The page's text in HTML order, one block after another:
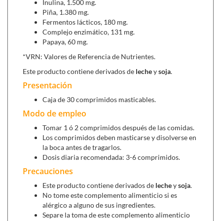
de la achicoria, mediante agua caliente para ser
fácilmente incorporada a nuestra dieta. La inulina
regula el tránsito intestinal y estimula el crecimiento de
la flora intestinal y mejora la asimilación de alimentos.
Piña,contiene una significativa dosis de bromelaina,
una enzima natural con amplias y comprobadas
propiedades digestivas, idónea para mejorar molestias
estómagos perezosos, debido a que origina un efecto
antiedematoso y ayuda a eliminar el exceso de líquidos
innecesarios presentes en nuestro cuerpo.
bromelainaes una enzima proteolítica actúa
fraccionando algunas proteínas que se acumulan
anormalmente cuando se produce inflamación, por lo
que ofrece también grandes cualidades
situaciones de esguinces e inflamaciones localizadas.
Fermentos lácticos,probióticos con una alta capacidad
Inulina, 1.500 mg.
Piña, 1.380 mg.
Fermentos lácticos, 180 mg.
Complejo enzimático, 131 mg.
Papaya, 60 mg.
*VRN: Valores de Referencia de Nutrientes.
Este producto contiene derivados de lecheysoja.
Presentación
Caja de 30 comprimidos masticables.
Modo de empleo
Tomar 1 ó 2 comprimidos después de las comidas.
Los comprimidos deben masticarse y disolverse en
la boca antes de tragarlos.
Dosis diaria recomendada: 3-6 comprimidos.
Precauciones
Este producto contiene derivados de lecheysoja.
No tome este complemento alimenticio si es
alérgico a alguno de sus ingredientes.
Separe la toma de este complemento alimenticio